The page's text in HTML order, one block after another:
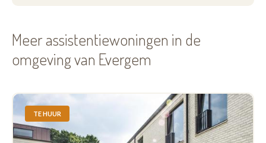
Meer assistentiewoningen in de
omgeving van Evergem
TE HUUR